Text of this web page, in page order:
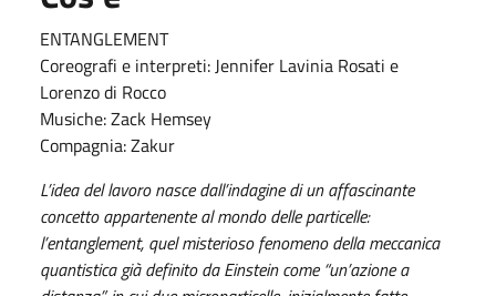
ENTANGLEMENT
Coreografi e interpreti: Jennifer Lavinia Rosati e
Lorenzo di Rocco
Musiche: Zack Hemsey
Compagnia: Zakur
L’idea del lavoro nasce dall’indagine di un affascinante
concetto appartenente al mondo delle particelle:
l’entanglement, quel misterioso fenomeno della meccanica
quantistica già definito da Einstein come “un’azione a